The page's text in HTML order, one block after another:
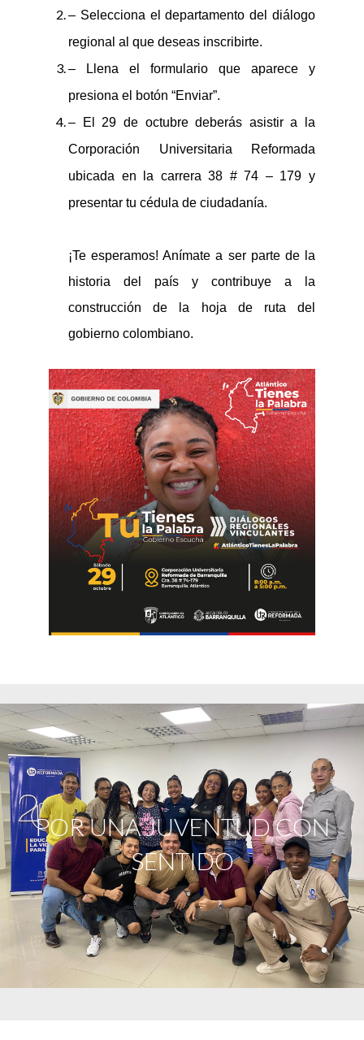
– Selecciona el departamento del diálogo
regional al que deseas inscribirte.
– L lena el formulario que aparece y
presiona el botón “Enviar”.
– El 29 de octubre deberás asistir a la
Corporación Universitaria Reformada
ubicada en la carrera 38 # 74 – 179 y
presentar tu cédula de ciudadanía.
¡Te esperamos! Anímate a ser parte de la
historia del país y contribuye a la
construcción de la hoja de ruta del
gobierno colombiano.
POR UNA JUVENTUD CON
SENTIDO